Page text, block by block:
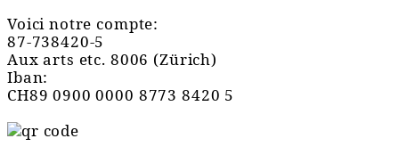
Voici notre compte:
87-738420-5
Aux arts etc. 8006 (Zürich)
Iban:
CH89 0900 0000 8773 8420 5